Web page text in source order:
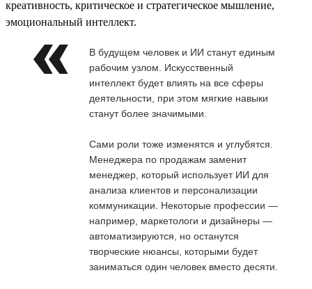
креативность, критическое и стратегическое мышление,
эмоциональный интеллект.
В будущем человек и ИИ станут единым
рабочим узлом. Искусственный
интеллект будет влиять на все сферы
деятельности, при этом мягкие навыки
станут более значимыми.
Сами роли тоже изменятся и углубятся.
Менеджера по продажам заменит
менеджер, который использует ИИ для
анализа клиентов и персонализации
коммуникации. Некоторые профессии —
например, маркетологи и дизайнеры —
автоматизируются, но останутся
творческие нюансы, которыми будет
заниматься один человек вместо десяти.